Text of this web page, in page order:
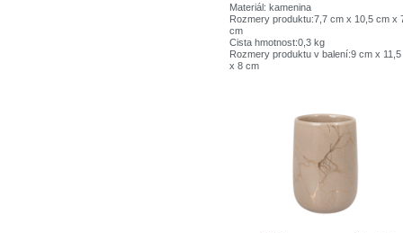
Materiál: kamenina
Rozmery produktu:7,7 cm x 10,5 cm x
cm
Cista hmotnost:0,3 kg
Rozmery produktu v balení:9 cm x
x 8 cm